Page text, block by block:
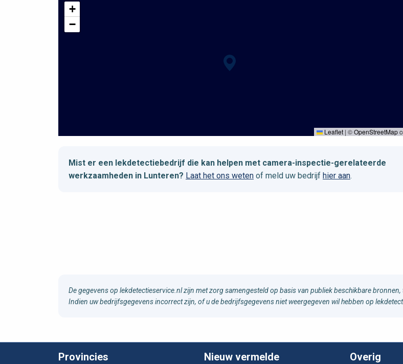
+
−
Leaflet | ©OpenStreetMap
Mist er een lekdetectiebedrijf die kan helpen met camera-inspectie-gerelateerde
werkzaamheden in Lunteren? Laat het ons weten of meld uw bedrijf hier aan.
De gegevens op lekdetectieservice.nl zijn met zorg samengesteld op basis van publiek beschikbare
Indien uw bedrijfsgegevens incorrect zijn, of u de bedrijfsgegevens niet weergegeven wil hebben op
Provincies
Nieuw vermelde
Overig